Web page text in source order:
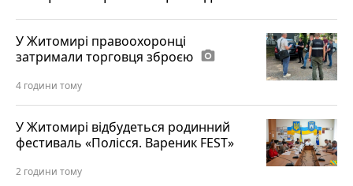
У Житомирі правоохоронці
затримали торговця зброєю photo_camera
4 години тому
У Житомирі відбудеться родинний
фестиваль «Полісся. Вареник FEST»
2 години тому